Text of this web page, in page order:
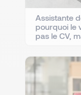
Assistante
pourquoi le
pas le CV,